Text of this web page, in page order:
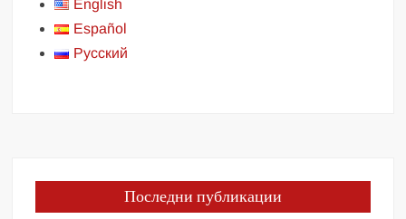
English
Español
Русский
Последни публикации